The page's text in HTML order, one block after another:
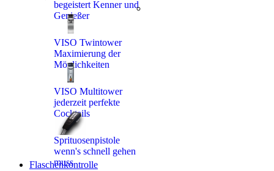
begeistert Kenner und
Genießer
VISO Twintower
Maximierung der
Möglichkeiten
VISO Multitower
jederzeit perfekte
Cocktails
Sprituosenpistole
wenn's schnell gehen
muss
Flaschenkontrolle